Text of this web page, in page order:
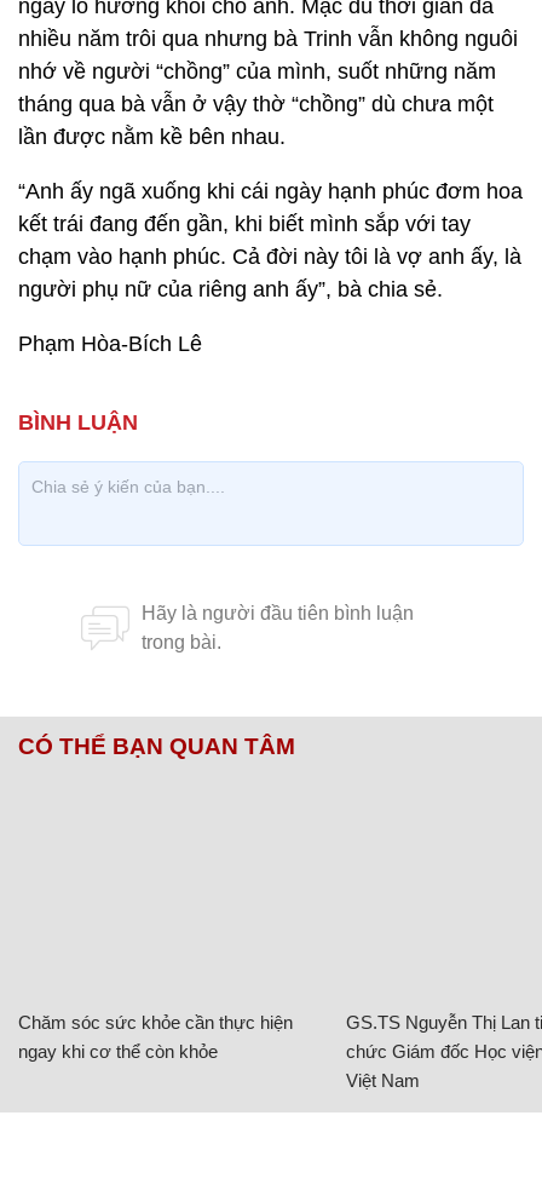
ngày lo hương khói cho anh. Mặc dù thời gian đã
nhiều năm trôi qua nhưng bà Trinh vẫn không nguôi
nhớ về người “chồng” của mình, suốt những năm
tháng qua bà vẫn ở vậy thờ “chồng” dù chưa một
lần được nằm kề bên nhau.
“Anh ấy ngã xuống khi cái ngày hạnh phúc đơm hoa
kết trái đang đến gần, khi biết mình sắp với tay
chạm vào hạnh phúc. Cả đời này tôi là vợ anh ấy, là
người phụ nữ của riêng anh ấy”, bà chia sẻ.
Phạm Hòa-Bích Lê
CÓ THỂ BẠN QUAN TÂM
Chăm sóc sức khỏe cần thực hiện
ngay khi cơ thể còn khỏe
GS.TS Nguyễn Thị Lan
chức Giám đốc Học
Việt Nam